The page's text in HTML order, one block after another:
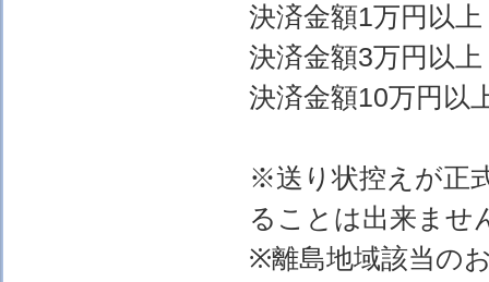
決済金額1万円以
決済金額3万円以
決済金額10万円以
※送り状控えが正
ることは出来ませ
※離島地域該当の